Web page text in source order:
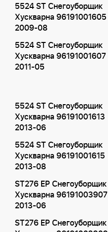
5524 ST Снегоуборщик
Хускварна 96191001605
2009-08
5524 ST Снегоуборщик
Хускварна 96191001607
2011-05
5524 ST Снегоуборщик
Хускварна 96191001613
2013-06
5524 ST Снегоуборщик
Хускварна 96191001615
2013-08
ST276 EP Снегоуборщик
Хускварна 96191003907
2013-06
ST276 EP Снегоуборщик